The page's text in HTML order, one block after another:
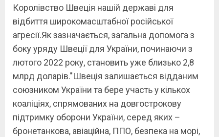
Королівство Швеція нашій державі для
відбиття широкомасштабної російської
агресії.Як зазначається, загальна допомога з
боку уряду Швеції для України, починаючи з
лютого 2022 року, становить уже близько 2,8
млрд доларів."Швеція залишається відданим
союзником України та бере участь у кількох
коаліціях, спрямованих на довгострокову
підтримку оборони України, серед яких –
бронетанкова, авіаційна, ППО, безпека на морі,